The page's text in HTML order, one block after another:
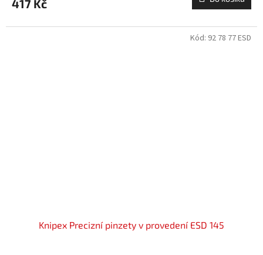
417 Kč
Knipex Precizní pinzety v provedení ESD 145
Kód: 92 78 77 ESD